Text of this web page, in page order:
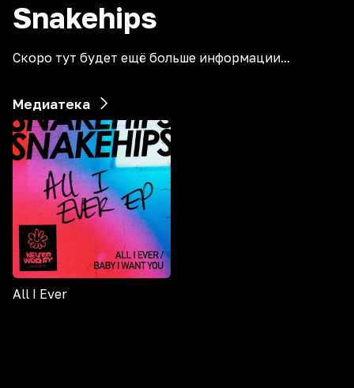
Snakehips
Скоро тут будет ещё больше информации...
Медиатека
All I Ever